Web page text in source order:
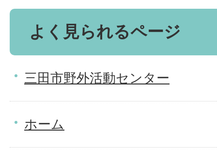
よく見られるページ
三田市野外活動センター
ホーム